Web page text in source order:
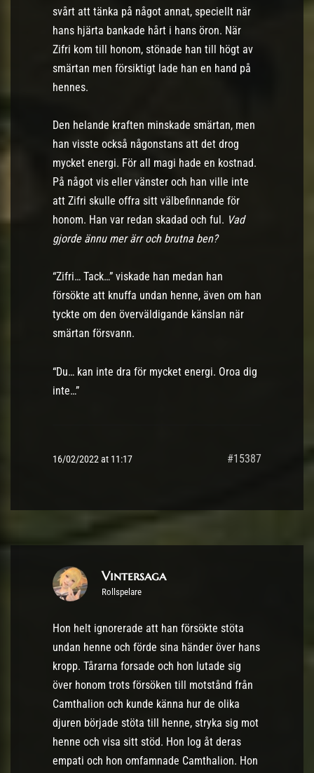
svårt att tänka på något annat, speciellt när
hans hjärta bankade hårt i hans öron. När
Zifri kom till honom, stönade han till högt av
smärtan men försiktigt lade han en hand på
hennes.
Den helande kraften minskade smärtan, men
han visste också någonstans att det drog
mycket energi. För all magi hade en kostnad.
På något vis eller vänster och han ville inte
att Zifri skulle offra sitt välbefinnande för
honom. Han var redan skadad och ful. Vad
gjorde ännu mer ärr och brutna ben?
“Zifri… Tack…” viskade han medan han
försökte att knuffa undan henne, även om han
tyckte om den överväldigande känslan när
smärtan försvann.
“Du… kan inte dra för mycket energi. Oroa dig
inte…”
16/02/2022 at 11:17 #15387
Vintersaga
Rollspelare
Hon helt ignorerade att han försökte stöta
undan henne och förde sina händer över hans
kropp. Tårarna forsade och hon lutade sig
över honom trots försöken till motstånd från
Camthalion och kunde känna hur de olika
djuren började stöta till henne, stryka sig mot
henne och visa sitt stöd. Hon log åt deras
empati och hon omfamnade Camthalion. Hon